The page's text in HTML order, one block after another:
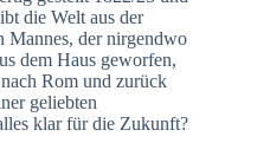
die Welt aus der
Mannes, der nirgendwo
dem Haus geworfen,
Rom und zurück
geliebten
klar für die Zukunft?